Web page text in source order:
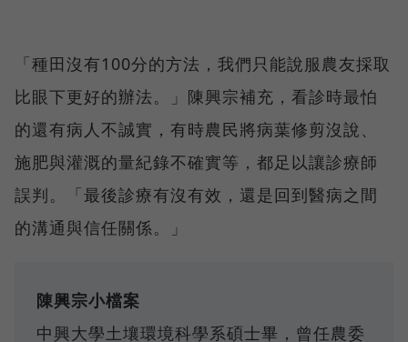
「種田沒有100分的方法，我們只能說服農友採取
比眼下更好的辦法。」陳興宗補充，看診時最怕
的還有病人不誠實，有時農民將病葉修剪沒說、
施肥與灌溉的量紀錄不確實等，都足以讓診療師
誤判。「最後診療有沒有效，還是回到醫病之間
的溝通與信任關係。」
陳興宗小檔案
中興大學土壤環境科學系碩士畢，曾任農委